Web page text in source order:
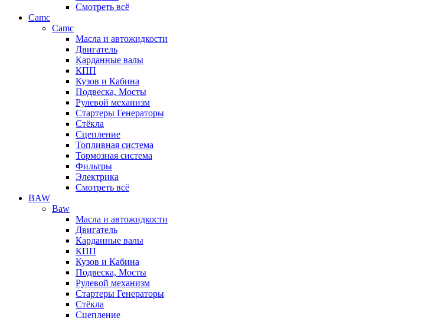
Смотреть всё
Camc
Camc
Масла и автожидкости
Двигатель
Карданные валы
КПП
Кузов и Кабина
Подвеска, Мосты
Рулевой механизм
Стартеры Генераторы
Стёкла
Сцепление
Топливная система
Тормозная система
Фильтры
Электрика
Смотреть всё
BAW
Baw
Масла и автожидкости
Двигатель
Карданные валы
КПП
Кузов и Кабина
Подвеска, Мосты
Рулевой механизм
Стартеры Генераторы
Стёкла
Сцепление